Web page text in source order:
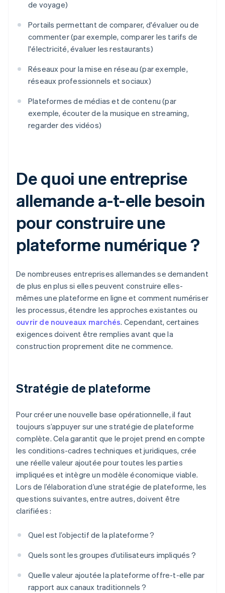
de voyage)
Portails permettant de comparer, d'évaluer ou de
commenter (par exemple, comparer les tarifs de
l'électricité, évaluer les restaurants)
Réseaux pour la mise en réseau (par exemple,
réseaux professionnels et sociaux)
Plateformes de médias et de contenu (par
exemple, écouter de la musique en streaming,
regarder des vidéos)
De quoi une entreprise
allemande a-t-elle besoin
pour construire une
plateforme numérique ?
De nombreuses entreprises allemandes se demandent
de plus en plus si elles peuvent construire elles-
mêmes une plateforme en ligne et comment numériser
les processus, étendre les approches existantes ou
ouvrir de nouveaux marchés. Cependant, certaines
exigences doivent être remplies avant que la
construction proprement dite ne commence.
Stratégie de plateforme
Pour créer une nouvelle base opérationnelle, il faut
toujours s’appuyer sur une stratégie de plateforme
complète. Cela garantit que le projet prend en compte
les conditions-cadres techniques et juridiques, crée
une réelle valeur ajoutée pour toutes les parties
impliquées et intègre un modèle économique viable.
Lors de l’élaboration d’une stratégie de plateforme, les
questions suivantes, entre autres, doivent être
clarifiées :
Quel est l’objectif de la plateforme ?
Quels sont les groupes d’utilisateurs impliqués ?
Quelle valeur ajoutée la plateforme offre-t-elle par
rapport aux canaux traditionnels ?